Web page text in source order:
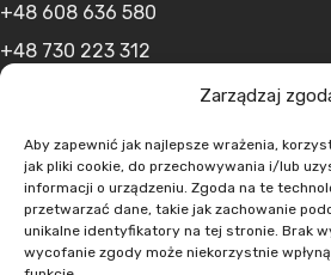
Zarządzaj
Aby zapewnić jak najlepsze wrażenia,
jak pliki cookie, do przechowywania i/lub
informacji o urządzeniu. Zgoda na te
przetwarzać dane, takie jak zachowanie
unikalne identyfikatory na tej stronie. Brak
wycofanie zgody może niekorzystnie
+48 608 636 580
+48 730 223 312